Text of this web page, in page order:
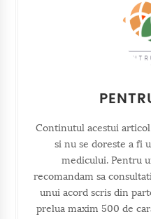
Continutul acestui
si nu se doreste a fi
medicului. Pentru
recomandam sa
unui acord scris din
prelua maxim 500 de